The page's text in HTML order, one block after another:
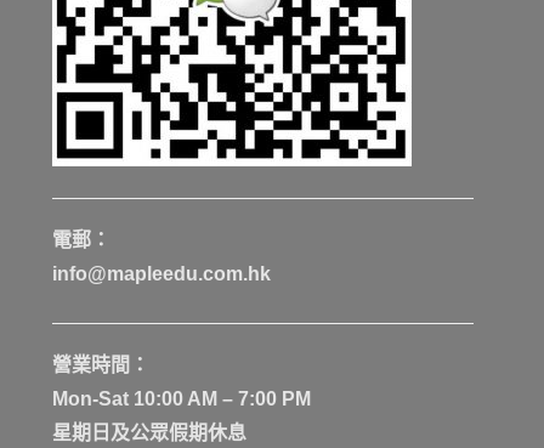
電郵：
info@mapleedu.com.hk
營業時間：
Mon-Sat 10:00 AM – 7:00 PM
星期日及公眾假期休息